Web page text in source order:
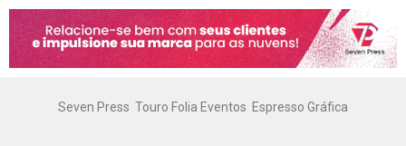
Seven Press Touro Folia Eventos Espresso Gráfica